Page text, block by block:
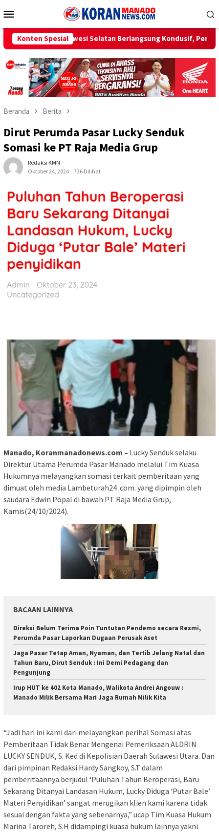
ke
Mobile
Konten Spesial
Berlangsung Kondusif, Pertamina Respons Cepat
Beranda Berita
Dirut Perumda Pasar Lucky Senduk
Somasi ke PT Raja Media Grup
Redaksi KMN
Oktober 24, 2024
736 Dilihat
Manado, Koranmanadonews.com – Lucky Senduk selaku
Direktur Utama Perumda Pasar Manado melalui Tim Kuasa
Hukumnya melayangkan somasi terkait pemberitaan yang
dimuat oleh media Lambeturah24 .com. yang dipimpin oleh
saudara Edwin Popal di bawah PT Raja Media Grup,
Kamis(24/10/2024).
BACAAN LAINNYA
Direksi Belum Terima Poin Tuntutan Pendemo secara Resmi,
Perumda Pasar Laporkan Dugaan Perusak Aset
Jaga Pasar Tetap Aman, Nyaman, dan Tertib Jelang Natal dan
Tahun Baru, Dirut Senduk : Ini Demi Pedagang dan
Pengunjung
Irup HUT ke 402 Kota Manado, Walikota Andrei Angouw :
Manado Milik Bersama Mari Jaga Rumah Milik Kita
“Jadi hari ini kami dari melayangkan perihal Somasi atas
Pemberitaan Tidak Benar Mengenai Pemeriksaan ALDRIN
LUCKY SENDUK, S. Ked di Kepolisian Daerah Sulawesi Utara. Dan
dari pimpinan Redaksi Hardy Sangkoy, S.T dalam
pemberitaannya berjudul ‘Puluhan Tahun Beroperasi, Baru
Sekarang Ditanyai Landasan Hukum, Lucky Diduga ‘Putar Bale’
Materi Penyidikan’ sangat merugikan klien kami karena tidak
sesuai dengan fakta yang sebenarnya,” ucap Tim Kuasa Hukum
Marina Taroreh, S.H didampingi kuasa hukum lainnya yakni